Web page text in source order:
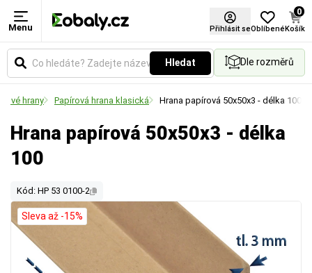
Menu Přihlásit seOblíbené
0
Košík
Hledat Dle rozměrů
hrany Papírová hrana klasická Hrana papírová 50x50x3 - délka 100
Hrana papírová 50x50x3 - délka
100
Kód: HP 53 0100-2
Sleva až -15%